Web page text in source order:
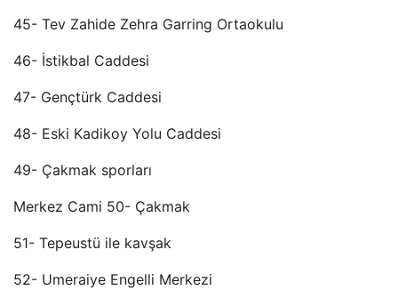
45- Tev Zahide Zehra Garring Ortaokulu
46- İstikbal Caddesi
47- Gençtürk Caddesi
48- Eski Kadikoy Yolu Caddesi
49- Çakmak sporları
Merkez Cami 50- Çakmak
51- Tepeustü ile kavşak
52- Umeraiye Engelli Merkezi